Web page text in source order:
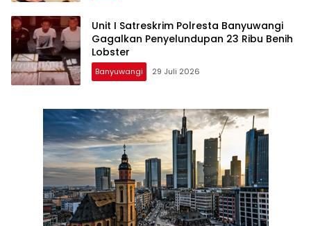
Unit I Satreskrim Polresta Banyuwangi
Gagalkan Penyelundupan 23 Ribu Benih
Lobster
Banyuwangi 29 Juli 2026